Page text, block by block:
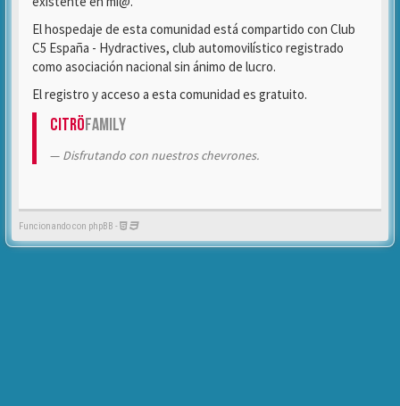
El hospedaje de esta comunidad está compartido con Club
C5 España - Hydractives, club automovilístico registrado
como asociación nacional sin ánimo de lucro.
El registro y acceso a esta comunidad es gratuito.
CitröFamily
Disfrutando con nuestros chevrones.
Funcionando con phpBB -